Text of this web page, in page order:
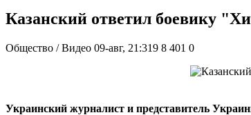
Казанский ответил боевику
Общество / Видео 09-авг, 21:319 8 401 0
Украинский журналист и представитель